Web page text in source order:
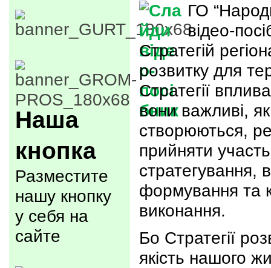
Наша
кнопка
Разместите
нашу кнопку
у себя на
сайте
ГО
відео-
Стратегій
розвитку для
Стратегії
вони важливі,
створюються,
прийняти
стратегування,
формування та
виконання.
Бо Стратегії
якість нашого